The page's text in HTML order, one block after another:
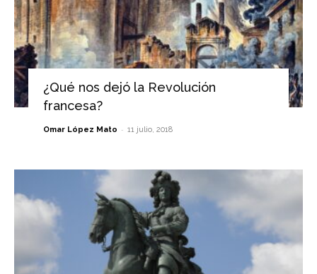
¿Qué nos dejó la Revolución
francesa?
Omar López Mato - 11 julio, 2018